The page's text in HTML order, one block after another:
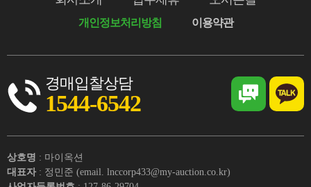
개인정보처리방침 이용약관
경매입찰상담
1544-6542
상호명 : 마이옥션
대표자 : 정민준 (email. lnccorp433@my-auction.co.kr)